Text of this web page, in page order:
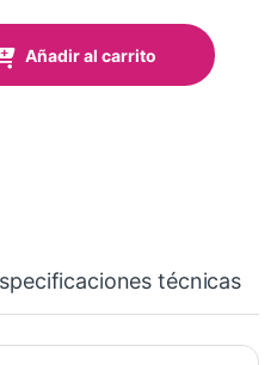
para Beinsen BARBADOS
Añadir al carrito
técnicas